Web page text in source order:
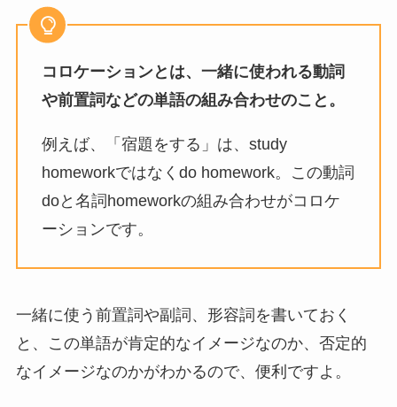
コロケーションとは、一緒に使われる動詞
や前置詞などの単語の組み合わせのこと。
例えば、「宿題をする」は、study
homeworkではなくdo homework。この動詞
doと名詞homeworkの組み合わせがコロケ
ーションです。
一緒に使う前置詞や副詞、形容詞を書いておく
と、この単語が肯定的なイメージなのか、否定的
なイメージなのかがわかるので、便利ですよ。